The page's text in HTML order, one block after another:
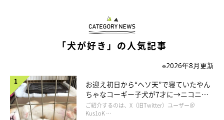
「犬が好き」の人気記事
※2026年8月更新
お迎え初日から“ヘソ天”で寝ていたやん
ちゃなコーギー子犬が7才に→ニコニ
コ“コーギースマイル”が魅力のコに成
長！
ご紹介するのは、X（旧Twitter）ユーザー＠
Kus1oK …